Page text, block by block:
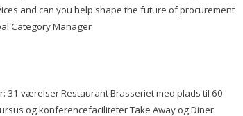
and can you help shape the future of procurement
Category Manager
31 værelser Restaurant Brasseriet med plads til 60
og konferencefaciliteter Take Away og Diner